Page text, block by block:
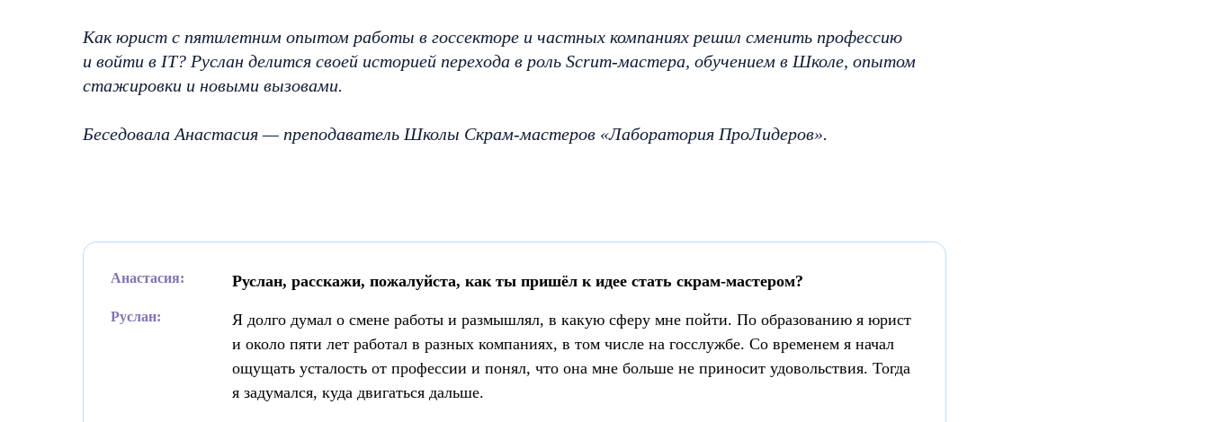
Как юрист с пятилетним опытом работы в госсекторе и частных компаниях решил сменить профессию
и войти в IT? Руслан делится своей историей перехода в роль Scrum-мастера, обучением в Школе, опытом
стажировки и новыми вызовами.
Беседовала Анастасия — преподаватель Школы Скрам-мастеров «Лаборатория ПроЛидеров».
Анастасия: Руслан, расскажи, пожалуйста, как ты пришёл к идее стать скрам-мастером?
Руслан:
Я долго думал о смене работы и размышлял, в какую сферу мне пойти. По образованию я юрист
и около пяти лет работал в разных компаниях, в том числе на госслужбе. Со временем я начал
ощущать усталость от профессии и понял, что она мне больше не приносит удовольствия. Тогда
я задумался, куда двигаться дальше.